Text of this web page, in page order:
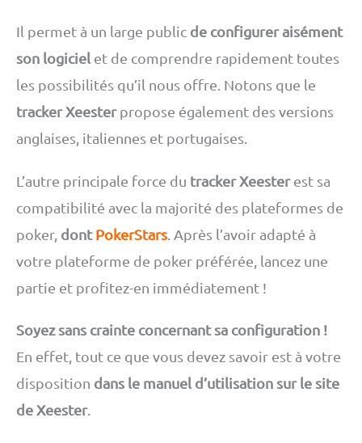
Il permet à un large public de configurer aisément
son logiciel et de comprendre rapidement toutes
les possibilités qu’il nous offre. Notons que le
tracker Xeesterpropose également des versions
anglaises, italiennes et portugaises.
L’autre principale force du tracker Xeesterest sa
compatibilité avec la majorité des plateformes de
poker, dontPokerStars . Après l’avoir adapté à
votre plateforme de poker préférée, lancez une
partie et profitez-en immédiatement !
Soyez sans crainte concernant sa configuration !
En effet, tout ce que vous devez savoir est à votre
disposition dans le manuel d’utilisation sur le site
de Xeester.